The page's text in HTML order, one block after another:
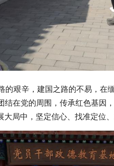
辛，建国之路的不易，在
在党的周围，传承红色基
局中，坚定信心、找准定位